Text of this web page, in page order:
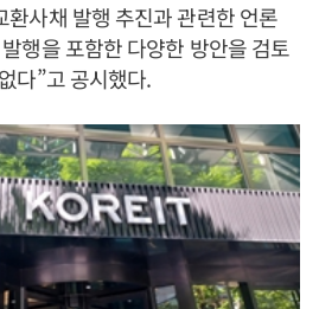
환사채 발행 추진과 관련한 언론
행을 포함한 다양한 방안을 검토
다”고 공시했다.